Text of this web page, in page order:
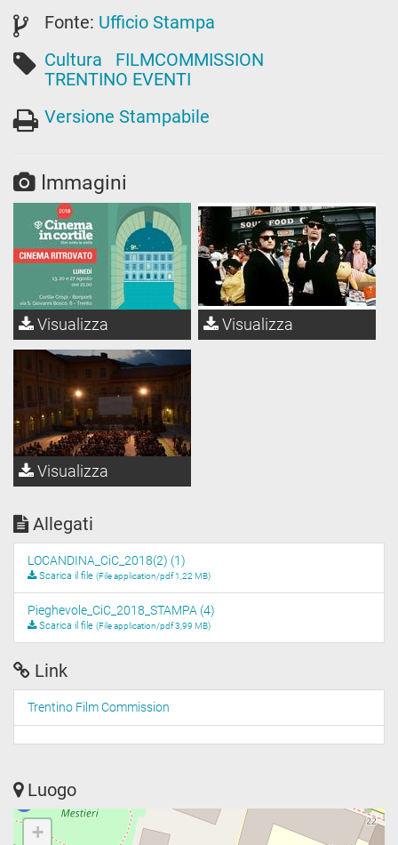
Fonte: Ufficio Stampa
Cultura
FILMCOMMISSION
TRENTINO EVENTI
Versione Stampabile
Immagini
Visualizza Visualizza
Visualizza
Allegati
LOCANDINA_CiC_2018(2) (1)
Scarica il file (File application/pdf 1,22 MB)
Pieghevole_CiC_2018_STAMPA (4)
Scarica il file (File application/pdf 3,99 MB)
Link
Trentino Film Commission
Luogo
+